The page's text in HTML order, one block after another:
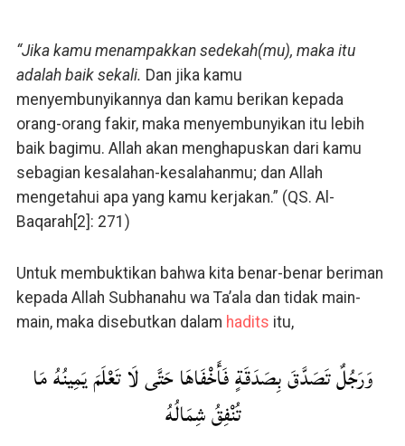
“Jika kamu menampakkan sedekah(mu), maka itu
adalah baik sekali. Dan jika kamu
menyembunyikannya dan kamu berikan kepada
orang-orang fakir, maka menyembunyikan itu lebih
baik bagimu. Allah akan menghapuskan dari kamu
sebagian kesalahan-kesalahanmu; dan Allah
mengetahui apa yang kamu kerjakan.” (QS. Al-
Baqarah[2]: 271)
Untuk membuktikan bahwa kita benar-benar beriman
kepada Allah Subhanahu wa Ta’ala dan tidak main-
main, maka disebutkan dalam hadits itu,
وَرَجُلٌ تَصَدَّقَ بِصَدَقَةٍ فَأَخْفَاهَا حَتَّى لَا تَعْلَمَ يَمِينُهُ مَا
تُنْفِقُ شِمَالُهُ